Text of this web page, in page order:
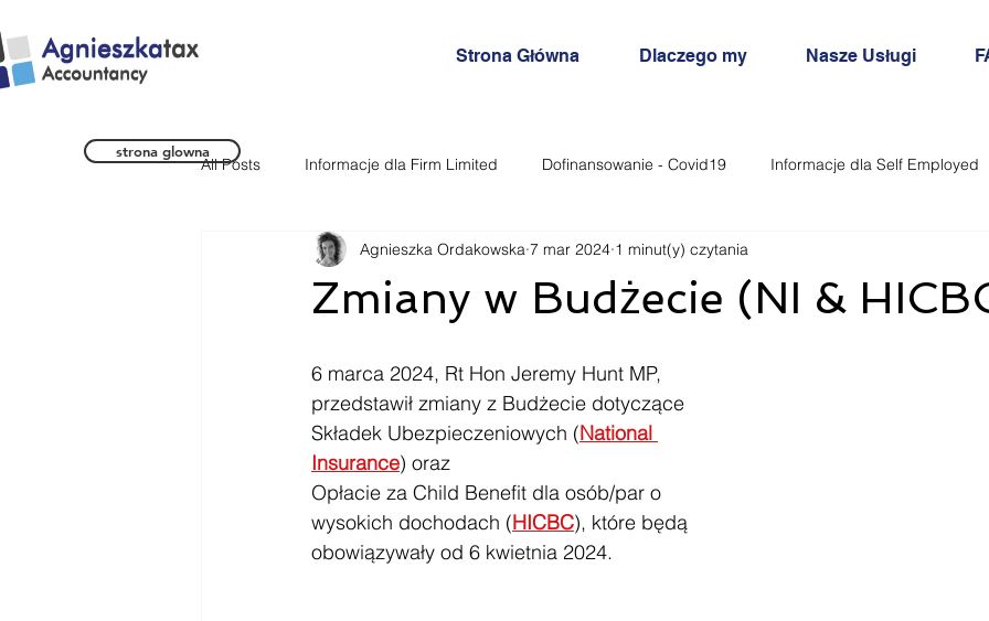
strona glowna
Strona Główna Dlaczego my Nasze Usługi
All Posts Informacje dla Firm Limited Dofinansowanie - Covid19 Informacje dla Self Employed
Informacje dla Pracownikow Inne
Zmiany w Budżecie (NI &
Agnieszka Ordakowska 7 mar 2024 1 minut(y) czytania
6 marca 2024, Rt Hon Jeremy Hunt MP,
przedstawił zmiany z Budżecie dotyczące
Składek Ubezpieczeniowych (National
Insurance) oraz
Opłacie za Child Benefit dla osób/par o
wysokich dochodach (HICBC), które będą
obowiązywały od 6 kwietnia 2024.